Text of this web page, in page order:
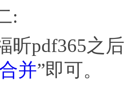
:
pdf365之后
并”即可。